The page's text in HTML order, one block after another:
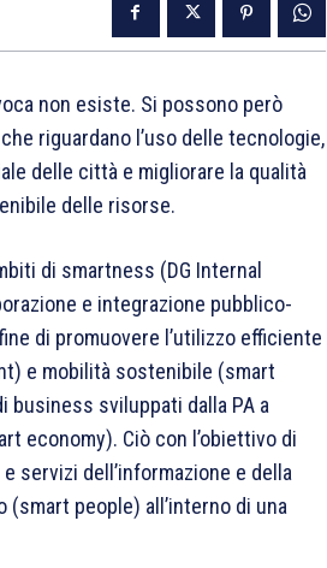
non esiste. Si possono però
riguardano l’uso delle tecnologie,
delle città e migliorare la qualità
delle risorse.
di smartness (DG Internal
e integrazione pubblico-
di promuovere l’utilizzo efficiente
e mobilità sostenibile (smart
sviluppati dalla PA a
economy). Ciò con l’obiettivo di
servizi dell’informazione e della
people) all’interno di una